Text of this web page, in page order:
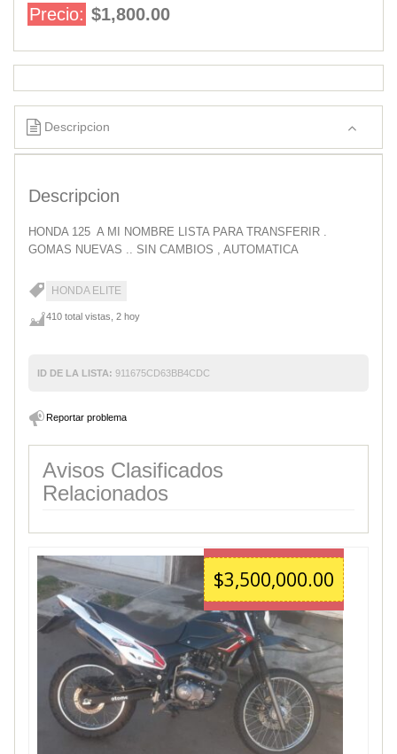
Precio: $1,800.00
Descripcion
Descripcion
HONDA 125 A MI NOMBRE LISTA PARA TRANSFERIR .
GOMAS NUEVAS .. SIN CAMBIOS , AUTOMATICA
HONDA ELITE
410 total vistas, 2 hoy
ID DE LA LISTA: 911675CD63BB4CDC
Reportar problema
Avisos Clasificados
Relacionados
$3,500,000.00